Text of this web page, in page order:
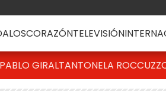
CORAZÓNTELEVISIÓN
PABLO GIRALTANTONELA